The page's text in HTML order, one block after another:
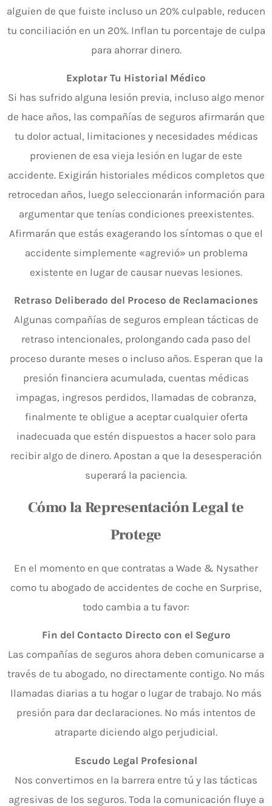
alguien de que fuiste incluso un 20% culpable, reducen
tu conciliación en un 20%. Inflan tu porcentaje de culpa
para ahorrar dinero.
Explotar Tu Historial Médico
Si has sufrido alguna lesión previa, incluso algo menor
de hace años, las compañías de seguros afirmarán que
tu dolor actual, limitaciones y necesidades médicas
provienen de esa vieja lesión en lugar de este
accidente. Exigirán historiales médicos completos que
retrocedan años, luego seleccionarán información para
argumentar que tenías condiciones preexistentes.
Afirmarán que estás exagerando los síntomas o que el
accidente simplemente «agrevió» un problema
existente en lugar de causar nuevas lesiones.
Retraso Deliberado del Proceso de Reclamaciones
Algunas compañías de seguros emplean tácticas de
retraso intencionales, prolongando cada paso del
proceso durante meses o incluso años. Esperan que la
presión financiera acumulada, cuentas médicas
impagas, ingresos perdidos, llamadas de cobranza,
finalmente te obligue a aceptar cualquier oferta
inadecuada que estén dispuestos a hacer solo para
recibir algo de dinero. Apostan a que la desesperación
superará la paciencia.
Cómo la Representación Legal te
Protege
En el momento en que contratas a Wade & Nysather
como tu abogado de accidentes de coche en Surprise,
todo cambia a tu favor:
Fin del Contacto Directo con el Seguro
Las compañías de seguros ahora deben comunicarse a
través de tu abogado, no directamente contigo. No más
llamadas diarias a tu hogar o lugar de trabajo. No más
presión para dar declaraciones. No más intentos de
atraparte diciendo algo perjudicial.
Escudo Legal Profesional
Nos convertimos en la barrera entre tú y las tácticas
agresivas de los seguros. Toda la comunicación fluye a